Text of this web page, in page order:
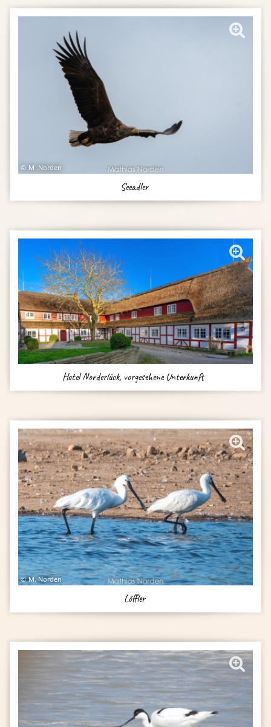
M .Norden
Seeadler
Hotel Norderlück, vorgesehene Unterkunft
M. Norden
Löffler